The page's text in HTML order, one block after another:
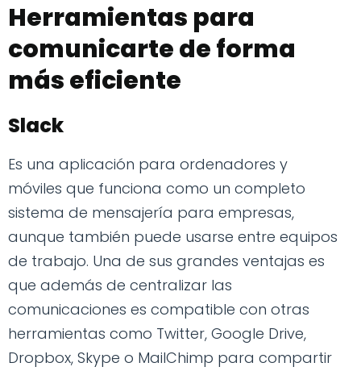
Herramientas para
comunicarte de forma
más eficiente
Slack
Es una aplicación para ordenadores y
móviles que funciona como un completo
sistema de mensajería para empresas,
aunque también puede usarse entre equipos
de trabajo. Una de sus grandes ventajas es
que además de centralizar las
comunicaciones es compatible con otras
herramientas como Twitter, Google Drive,
Dropbox, Skype o MailChimp para compartir